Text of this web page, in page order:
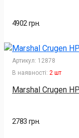
4902 грн.
Артикул: 12878
В наявності: 2 шт
Marshal Crugen
2783 грн.